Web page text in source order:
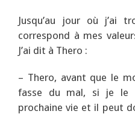
Jusqu’au jour où j’ai
correspond à mes
J’ai dit à Thero :
– Thero, avant que le
fasse du mal, si je le
prochaine vie et il peut